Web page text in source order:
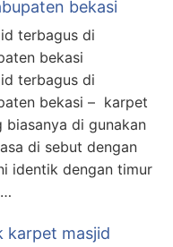
bekasi
terbagus di
bekasi
terbagus di
bekasi – karpet
biasanya di gunakan
di sebut dengan
identik dengan timur
karpet masjid